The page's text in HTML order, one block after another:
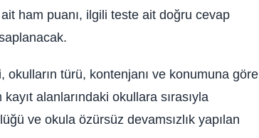
ham puanı, ilgili teste ait doğru cevap
türü, kontenjanı ve konumuna göre
alanlarındaki okullara sırasıyla
ve okula özürsüz devamsızlık yapılan